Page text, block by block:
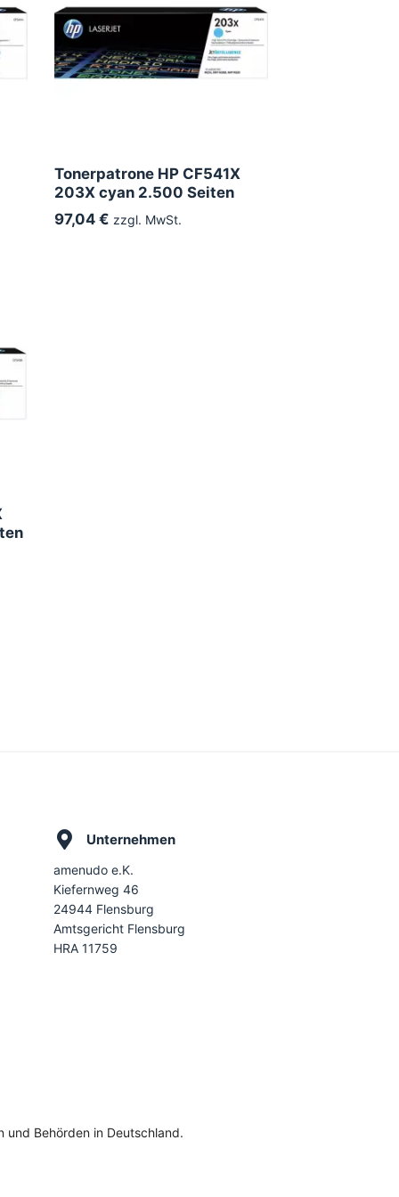
Tonerpatrone HP CF541X
203X cyan 2.500 Seiten
97,04 € zzgl. MwSt.
Unternehmen
amenudo e.K.
Kiefernweg 46
24944 Flensburg
Amtsgericht Flensburg
HRA 11759
Behörden in Deutschland.